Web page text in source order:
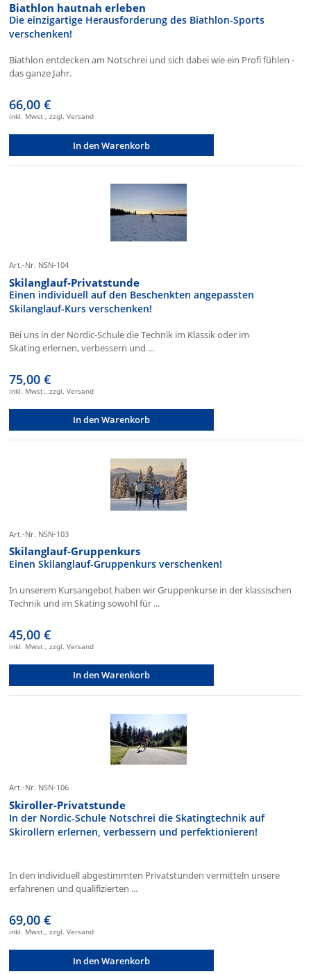
Biathlon hautnah erleben
Die einzigartige Herausforderung des Biathlon-Sports
verschenken!
Biathlon entdecken am Notschrei und sich dabei wie ein Profi fühlen -
das ganze Jahr.
66,00 €
inkl. Mwst., zzgl. Versand
In den Warenkorb
Art.-Nr. NSN-104
Skilanglauf-Privatstunde
Einen individuell auf den Beschenkten angepassten
Skilanglauf-Kurs verschenken!
Bei uns in der Nordic-Schule die Technik im Klassik oder im
Skating erlernen, verbessern und ...
75,00 €
inkl. Mwst., zzgl. Versand
In den Warenkorb
Art.-Nr. NSN-103
Skilanglauf-Gruppenkurs
Einen Skilanglauf-Gruppenkurs verschenken!
In unserem Kursangebot haben wir Gruppenkurse in der klassischen
Technik und im Skating sowohl für ...
45,00 €
inkl. Mwst., zzgl. Versand
In den Warenkorb
Art.-Nr. NSN-106
Skiroller-Privatstunde
In der Nordic-Schule Notschrei die Skatingtechnik auf
Skirollern erlernen, verbessern und perfektionieren!
In den individuell abgestimmten Privatstunden vermitteln unsere
erfahrenen und qualifizierten ...
69,00 €
inkl. Mwst., zzgl. Versand
In den Warenkorb